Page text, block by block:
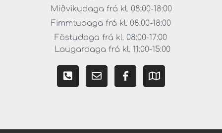
Miðvikudaga frá kl. 08:00-18:00
Fimmtudaga frá kl. 08:00-18:00
Föstudaga frá kl. 08:00-17:00
Laugardaga frá kl. 11:00-15:00